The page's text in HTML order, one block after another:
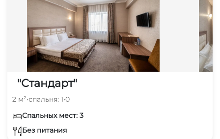
"Стандарт"
2 м²•спальня: 1•0
Спальных мест: 3
Без питания